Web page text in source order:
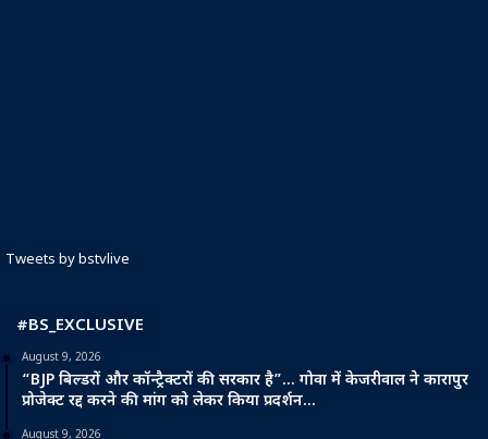
Tweets by bstvlive
#BS_EXCLUSIVE
August 9, 2026
“BJP बिल्डरों और कॉन्ट्रैक्टरों की सरकार है”… गोवा में केजरीवाल ने कारापुर
प्रोजेक्ट रद्द करने की मांग को लेकर किया प्रदर्शन…
August 9, 2026